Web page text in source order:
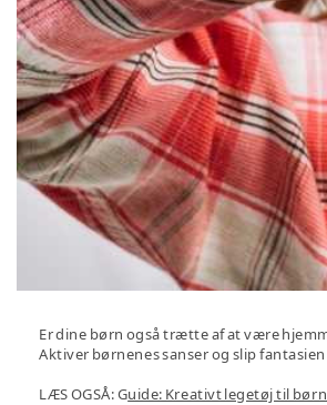
Er dine børn også trætte af at være
Aktiver børnenes sanser og slip
LÆS OGSÅ: Guide: Kreativt legetøj til